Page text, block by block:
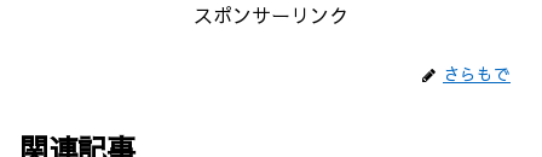
スポンサーリンク
さらもで